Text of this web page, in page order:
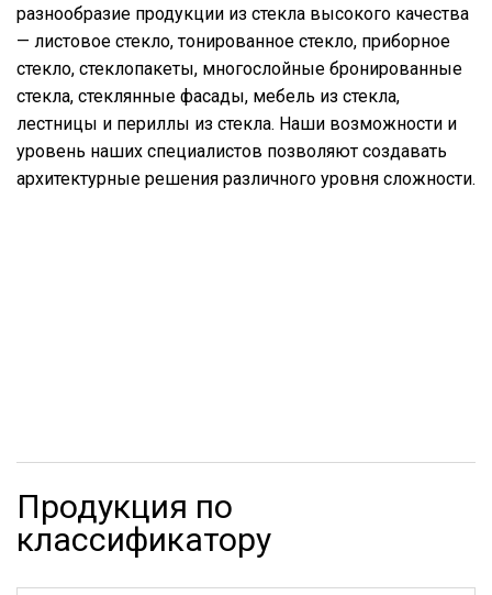
разнообразие продукции из стекла высокого качества
— листовое стекло, тонированное стекло, приборное
стекло, стеклопакеты, многослойные бронированные
стекла, стеклянные фасады, мебель из стекла,
лестницы и периллы из стекла. Наши возможности и
уровень наших специалистов позволяют создавать
архитектурные решения различного уровня сложности.
Продукция по
классификатору